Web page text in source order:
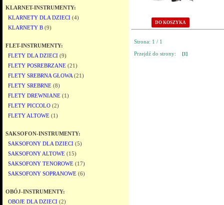
KLARNET-INSTRUMENTY:
KLARNETY DLA DZIECI (4)
KLARNETY B (9)
FLET-INSTRUMENTY:
FLETY DLA DZIECI (9)
FLETY POSREBRZANE (21)
FLETY SREBRNA GŁOWA (21)
FLETY SREBRNE (8)
FLETY DREWNIANE (1)
FLETY PICCOLO (2)
FLETY ALTOWE (1)
SAKSOFON-INSTRUMENTY:
SAKSOFONY DLA DZIECI (5)
SAKSOFONY ALTOWE (15)
SAKSOFONY TENOROWE (17)
SAKSOFONY SOPRANOWE (6)
OBÓJ-INSTRUMENTY:
OBOJE DLA DZIECI (2)
DO KOSZYKA
Strona: 1 / 1
Przejdź do strony:
[1]